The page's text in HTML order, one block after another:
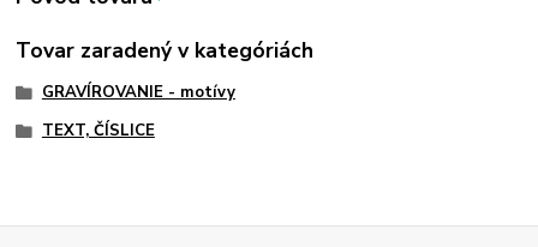
Tovar zaradený v kategóriách
GRAVÍROVANIE - motívy
TEXT, ČÍSLICE